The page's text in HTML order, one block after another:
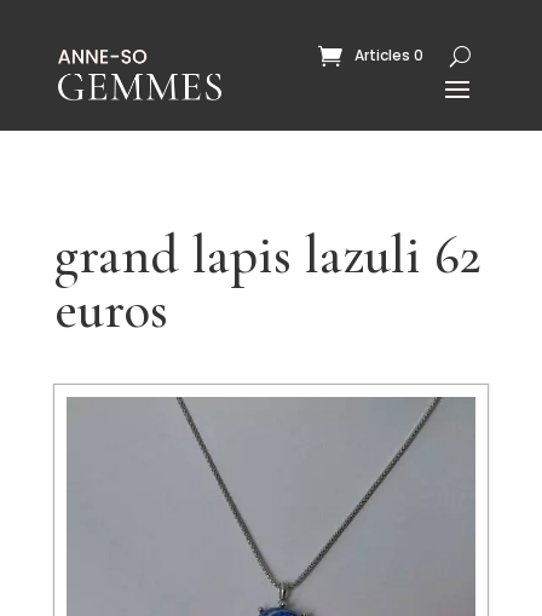
Articles 0
grand lapis lazuli 62
euros